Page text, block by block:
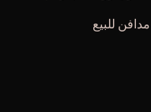
مدافن للبيع